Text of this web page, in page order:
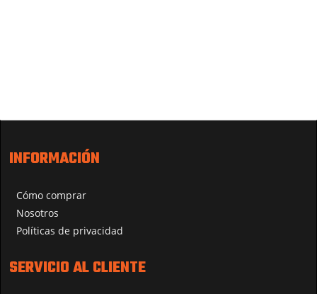
INFORMACIÓN
Cómo comprar
Nosotros
Políticas de privacidad
SERVICIO AL CLIENTE